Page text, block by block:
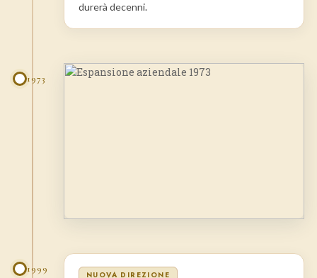
durerà decenni.
1973
1999
NUOVA DIREZIONE